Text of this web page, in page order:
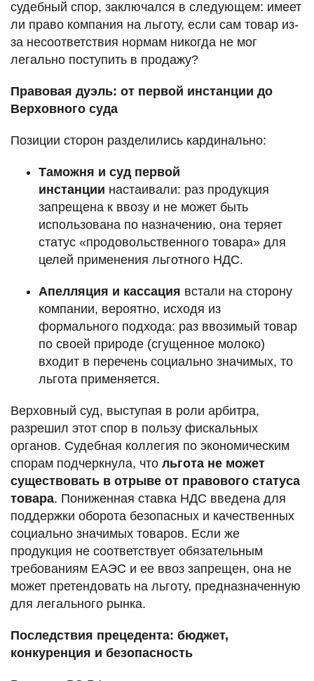
судебный спор, заключался в следующем: имеет
ли право компания на льготу, если сам товар из-
за несоответствия нормам никогда не мог
легально поступить в продажу?
Правовая дуэль: от первой инстанции до
Верховного суда
Позиции сторон разделились кардинально:
Таможня и суд первой
инстанции настаивали: раз продукция
запрещена к ввозу и не может быть
использована по назначению, она теряет
статус «продовольственного товара» для
целей применения льготного НДС.
Апелляция и кассация встали на сторону
компании, вероятно, исходя из
формального подхода: раз ввозимый товар
по своей природе (сгущенное молоко)
входит в перечень социально значимых, то
льгота применяется.
Верховный суд, выступая в роли арбитра,
разрешил этот спор в пользу фискальных
органов. Судебная коллегия по экономическим
спорам подчеркнула, что льгота не может
существовать в отрыве от правового статуса
товара. Пониженная ставка НДС введена для
поддержки оборота безопасных и качественных
социально значимых товаров. Если же
продукция не соответствует обязательным
требованиям ЕАЭС и ее ввоз запрещен, она не
может претендовать на льготу, предназначенную
для легального рынка.
Последствия прецедента: бюджет,
конкуренция и безопасность